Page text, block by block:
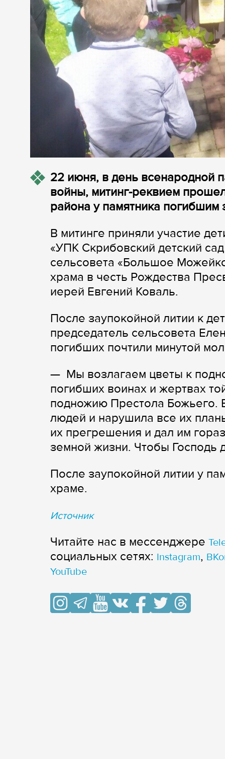
22 июня, в день всенародной
войны, митинг-реквием
района у памятника погибшим
В митинге приняли участие
«УПК Скрибовский детский
сельсовета «Большое
храма в честь Рождества
иерей Евгений Коваль.
После заупокойной литии к
председатель сельсовета
погибших почтили минутой
— Мы возлагаем цветы к
погибших воинах и жертвах
подножию Престола Божьего.
людей и нарушила все их
их прегрешения и дал им
земной жизни. Чтобы Господь
После заупокойной литии у
храме.
Источник
Читайте нас в мессенджере
cоциальных сетях: Instagram,
YouTube